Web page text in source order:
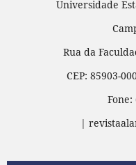
Universidade
Rua da
CEP: 85903-
Fone:
|